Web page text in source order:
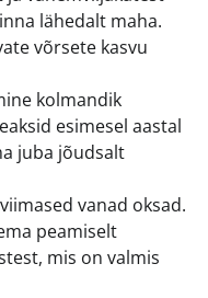
lähedalt maha.
võrsete kasvu
kolmandik
esimesel aastal
juba jõudsalt
vanad oksad.
peamiselt
mis on valmis